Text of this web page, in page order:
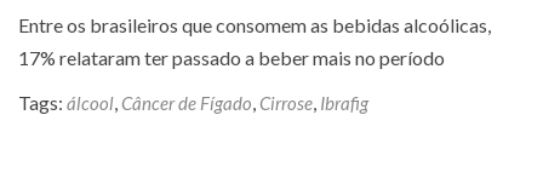
Entre os brasileiros que consomem as bebidas alcoólicas,
17% relataram ter passado a beber mais no período
Tags: álcool,Câncer de Fígado,Cirrose, Ibrafig